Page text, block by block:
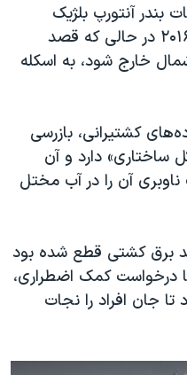
بندر آنتورپ بلژیک
می‌گویند کشتی دالی ۱۱ ژوئیه ۲۰۱۶ در حالی که قصد
خارج شود، به اسکله
کشتیرانی، بازرسی
دارد و آن
ناوبری آن را در آب مختل
برق کشتی قطع شده بود
درخواست کمک اضطراری،
تا جان افراد را نجات